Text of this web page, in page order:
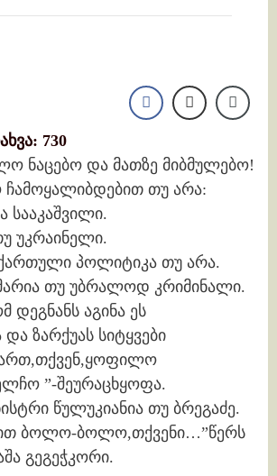
730
ნაცებო და მათზე მიბმულებო!
თუ არა:
სააკაშვილი.
უკრაინელი.
ქართული პოლიტიკა თუ არა.
თუ უბრალოდ კრიმინალი.
დეგნანს აგინა ეს
ზარქუას სიტყვები
”-შეურაცხყოფა.
წულუკიანია თუ ბრეგაძე.
ბოლო-ბოლო,თქვენი…”წერს
გეგეჭკორი.